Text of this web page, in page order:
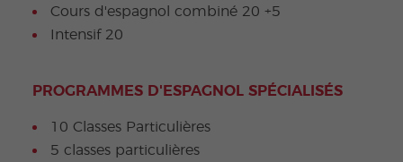
Cours d'espagnol combiné 20 +5
Intensif 20
PROGRAMMES D'ESPAGNOL SPÉCIALISÉS
10 Classes Particulières
5 classes particulières